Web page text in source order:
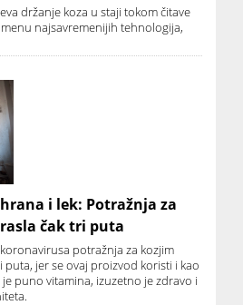
držanje koza u staji tokom čitave
najsavremenijih tehnologija,
i lek: Potražnja za
čak tri puta
potražnja za kozjim
puta, jer se ovaj proizvod koristi i kao
puno vitamina, izuzetno je zdravo i